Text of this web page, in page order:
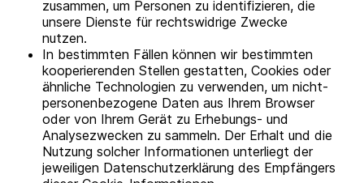
zusammen, um Personen zu identifizieren, die
unsere Dienste für rechtswidrige Zwecke
nutzen.
In bestimmten Fällen können wir bestimmten
kooperierenden Stellen gestatten, Cookies oder
ähnliche Technologien zu verwenden, um nicht-
personenbezogene Daten aus Ihrem Browser
oder von Ihrem Gerät zu Erhebungs- und
Analysezwecken zu sammeln. Der Erhalt und die
Nutzung solcher Informationen unterliegt der
jeweiligen Datenschutzerklärung des Empfängers